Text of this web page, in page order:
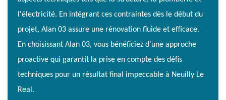
l'électricité. En intégrant ces contraintes dès le début du
projet, Alan 03 assure une rénovation fluide et efficace.
En choisissant Alan 03, vous bénéficiez d'une approche
proactive qui garantit la prise en compte des défis
techniques pour un résultat final impeccable à Neuilly Le
Real.